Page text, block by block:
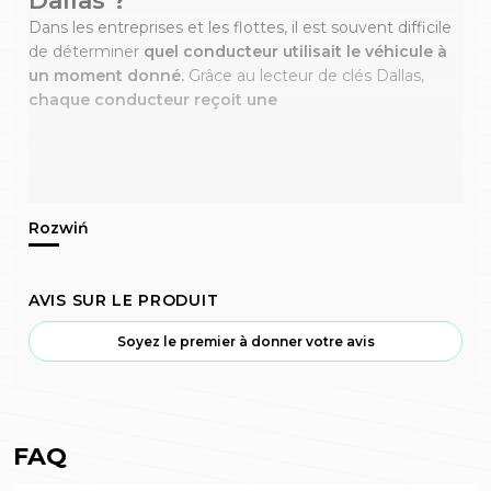
Dans les entreprises et les flottes, il est souvent difficile
de déterminer quel conducteur utilisait le véhicule à
un moment donné. Grâce au lecteur de clés Dallas,
chaque conducteur reçoit une
AVIS SUR LE PRODUIT
Soyez le premier à donner votre avis
FAQ